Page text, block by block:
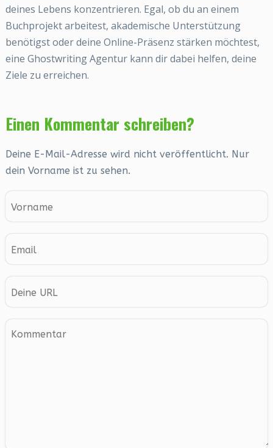
deines Lebens konzentrieren. Egal, ob du an einem
Buchprojekt arbeitest, akademische Unterstützung
benötigst oder deine Online-Präsenz stärken möchtest,
eine Ghostwriting Agentur kann dir dabei helfen, deine
Ziele zu erreichen.
Einen Kommentar schreiben?
Deine E-Mail-Adresse wird nicht veröffentlicht. Nur
dein Vorname ist zu sehen.